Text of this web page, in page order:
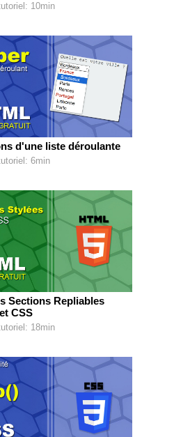
10min
d'une liste déroulante
6min
Sections Repliables
CSS
18min